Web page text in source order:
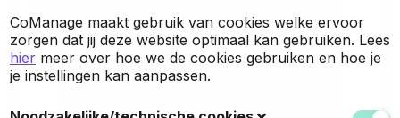
CoManage maakt gebruik van cookies welke ervoor
zorgen dat jij deze website optimaal kan gebruiken. Lees
hier meer over hoe we de cookies gebruiken en hoe je
je instellingen kan aanpassen.